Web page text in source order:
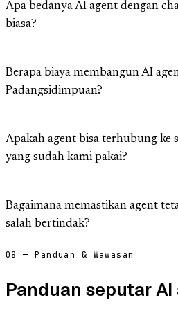
Apa bedanya AI agent dengan
biasa?
Berapa biaya membangun AI
Padangsidimpuan?
Apakah agent bisa terhubung ke
yang sudah kami pakai?
Bagaimana memastikan agent
salah bertindak?
08 — Panduan & Wawasan
Panduan seputar